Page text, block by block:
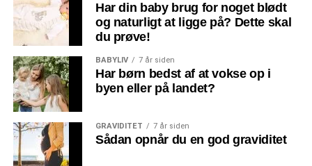
Har din baby brug for noget blødt
og naturligt at ligge på? Dette skal
du prøve!
BABYLIV 7 år siden
Har børn bedst af at vokse op i
byen eller på landet?
GRAVIDITET 7 år siden
Sådan opnår du en god graviditet